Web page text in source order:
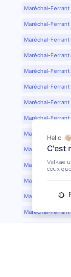
Maréchal-Ferrant
Maréchal-Ferrant
Maréchal-Ferrant
Maréchal-Ferrant
Maréchal-
Maréchal-
Maréchal-Ferrant
Maréchal-Ferrant
Maréchal-Ferrant
Maréchal-
Maréchal-
Maréchal-Ferrant
Maréchal-
Maréchal-
Hello 👋🏼
C'est
Valkae
ceux